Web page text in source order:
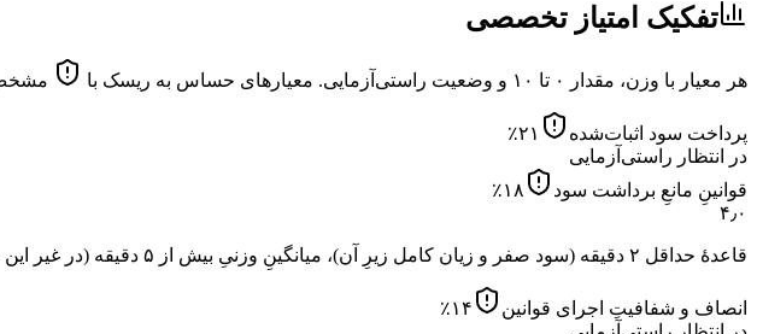
تفکیک امتیاز تخصصی
هر معیار با وزن، مقدار ۰ تا ۱۰ و وضعیت راستی‌آزمایی. معیارهای حساس به ریسک با
پرداخت سود اثبات‌شده ۲۱٪
در انتظار راستی‌آزمایی
قوانینِ مانعِ برداشت سود
۱۸٪
۴٫۰
قاعدهٔ حداقل ۲ دقیقه (سود صفر و زیان کامل زیرِ آن)، میانگینِ وزنیِ بیش از ۵ دقیقه (در غیر این صورت سودِ کلِ روز صفر) و حجمِ ۱۰برابریِ روزانه — موانعِ جدیِ برداشت برای بسیاری از سبک‌ها.
انصاف و شفافیتِ اجرای قوانین ۱۴٪